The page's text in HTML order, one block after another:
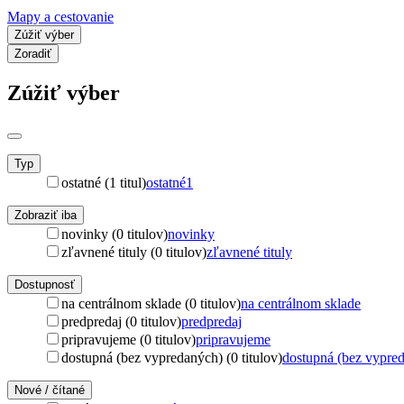
Mapy a cestovanie
Zúžiť výber
Zoradiť
Zúžiť výber
Typ
ostatné (1 titul)ostatné1
Zobraziť iba
novinky (0 titulov)novinky
zľavnené tituly (0 titulov)zľavnené tituly
Dostupnosť
na centrálnom sklade (0 titulov)na centrálnom sklade
predpredaj (0 titulov)predpredaj
pripravujeme (0 titulov)pripravujeme
dostupná (bez vypredaných) (0 titulov)dostupná (bez
Nové / čítané